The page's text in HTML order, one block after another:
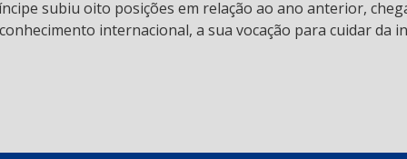
subiu oito posições em relação ao ano anterior,
internacional, a sua vocação para cuidar da